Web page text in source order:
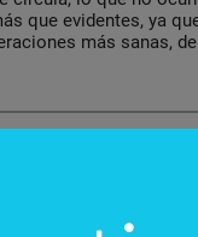
que evidentes, ya
más sanas,